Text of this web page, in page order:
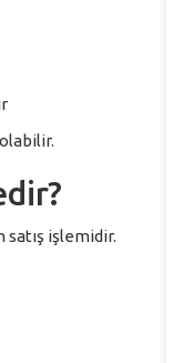
satış işlemidir.